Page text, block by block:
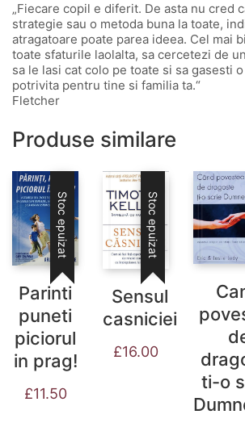
„Fiecare copil e diferit. De asta nu cred
strategie sau o metoda buna la toate,
atragatoare poate parea ideea. Cel mai
toate sfaturile laolalta, sa cercetezi de
sa le lasi cat colo pe toate si sa gasesti
potrivita pentru tine si familia
Fletcher
Produse similare
Stoc epuizat
Parinti
puneti
piciorul
in prag!
£11.50
Stoc epuizat
Sensul
casniciei
£16.00
ti-o